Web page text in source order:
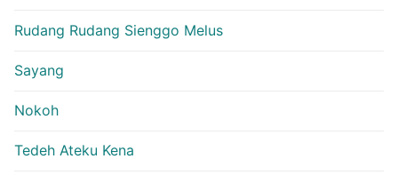
Rudang Rudang Sienggo Melus
Sayang
Nokoh
Tedeh Ateku Kena